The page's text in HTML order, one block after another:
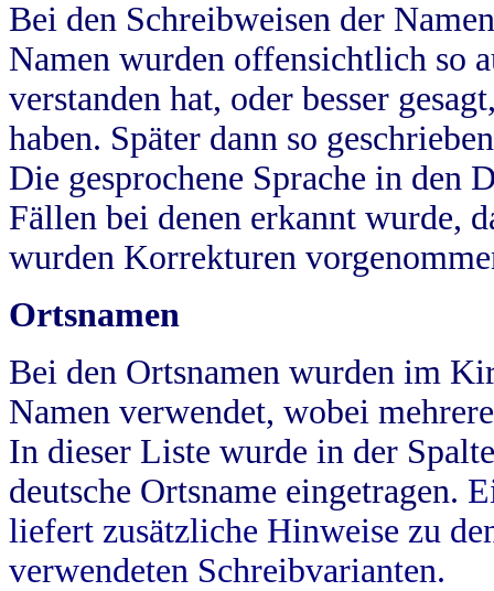
Bei den Schreibweisen der
Namen wurden offensichtlich so
verstanden hat, oder besser
haben. Später dann so
Die gesprochene Sprache in
Fällen bei denen erkannt wurde,
wurden Korrekturen
Ortsnamen
Bei den Ortsnamen wurden im
Namen verwendet, wobei
In dieser Liste wurde in der
deutsche Ortsname eingetragen.
liefert zusätzliche Hinweise zu
verwendeten Schreibvarianten.